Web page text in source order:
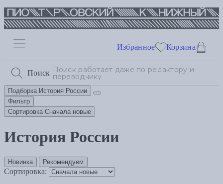
Поиск
Избранное Корзина
Подборка История России
Фильтр
Сортировка Сначала новые
История России
Новинка Рекомендуем
Сортировка: